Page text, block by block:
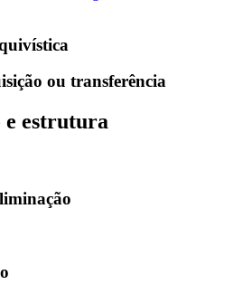
ou transferência
e estrutura